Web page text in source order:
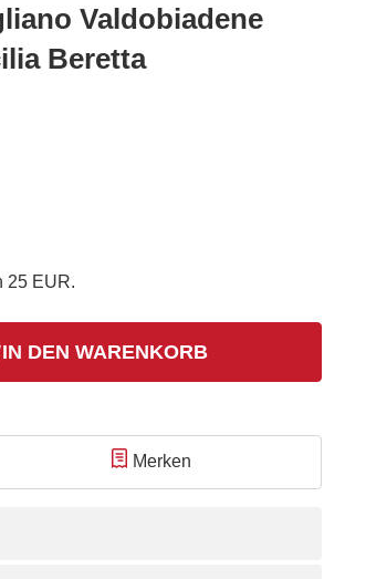
Valdobiadene
Beretta
25 EUR.
IN DEN WARENKORB
Merken